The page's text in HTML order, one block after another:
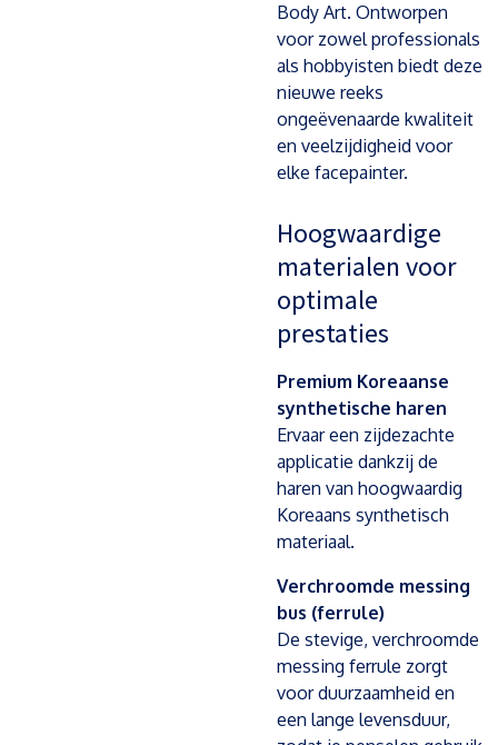
Body Art. Ontworpen
voor zowel professionals
als hobbyisten biedt deze
nieuwe reeks
ongeëvenaarde kwaliteit
en veelzijdigheid voor
elke facepainter.
Hoogwaardige
materialen voor
optimale
prestaties
Premium Koreaanse
synthetische haren
Ervaar een zijdezachte
applicatie dankzij de
haren van hoogwaardig
Koreaans synthetisch
materiaal.
Verchroomde messing
bus (ferrule)
De stevige, verchroomde
messing ferrule zorgt
voor duurzaamheid en
een lange levensduur,